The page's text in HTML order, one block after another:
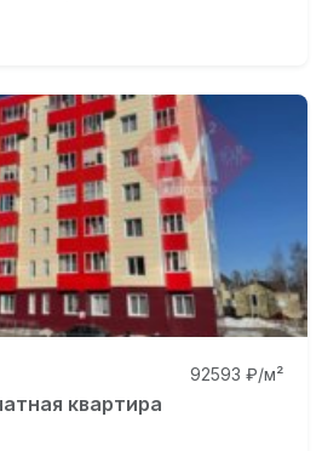
92593 ₽/м²
квартира